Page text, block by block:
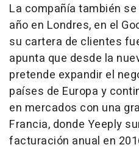
La compañía también
año en Londres, en el
su cartera de clientes
apunta que desde la
pretende expandir el
países de Europa y
en mercados con una
Francia, donde Yeeply
facturación anual en